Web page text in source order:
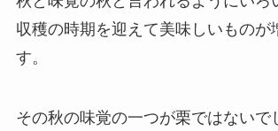
収穫の時期を迎えて美味しいものが
す。
その秋の味覚の一つが栗ではないで